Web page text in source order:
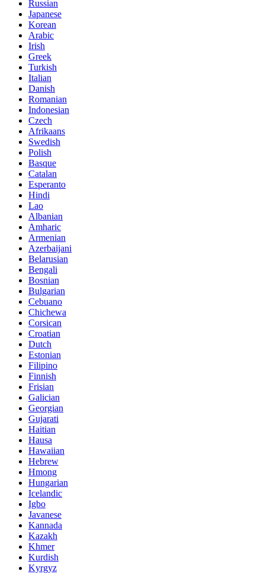
Russian
Japanese
Korean
Arabic
Irish
Greek
Turkish
Italian
Danish
Romanian
Indonesian
Czech
Afrikaans
Swedish
Polish
Basque
Catalan
Esperanto
Hindi
Lao
Albanian
Amharic
Armenian
Azerbaijani
Belarusian
Bengali
Bosnian
Bulgarian
Cebuano
Chichewa
Corsican
Croatian
Dutch
Estonian
Filipino
Finnish
Frisian
Galician
Georgian
Gujarati
Haitian
Hausa
Hawaiian
Hebrew
Hmong
Hungarian
Icelandic
Igbo
Javanese
Kannada
Kazakh
Khmer
Kurdish
Kyrgyz